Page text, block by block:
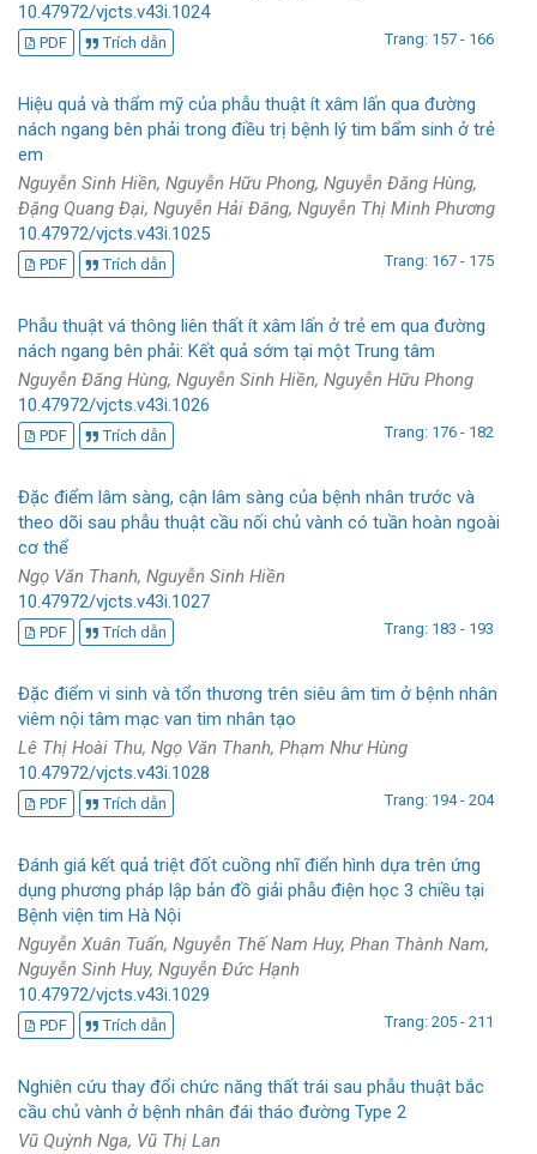
10.47972/vjcts.v43i.1024
PDF Trích dẫn Trang: 157 - 166
Hiệu quả và thẩm mỹ của phẫu thuật ít xâm lấn qua đường
nách ngang bên phải trong điều trị bệnh lý tim bẩm sinh ở trẻ
em
Nguyễn Sinh Hiền, Nguyễn Hữu Phong, Nguyễn Đăng Hùng,
Đặng Quang Đại, Nguyễn Hải Đăng, Nguyễn Thị Minh Phương
10.47972/vjcts.v43i.1025
PDF Trích dẫn Trang: 167 - 175
Phẫu thuật vá thông liên thất ít xâm lấn ở trẻ em qua đường
nách ngang bên phải: Kết quả sớm tại một Trung tâm
Nguyễn Đăng Hùng, Nguyễn Sinh Hiền, Nguyễn Hữu Phong
10.47972/vjcts.v43i.1026
PDF Trích dẫn Trang: 176 - 182
Đặc điểm lâm sàng, cận lâm sàng của bệnh nhân trước và
theo dõi sau phẫu thuật cầu nối chủ vành có tuần hoàn ngoài
cơ thể
Ngọ Văn Thanh, Nguyễn Sinh Hiền
10.47972/vjcts.v43i.1027
PDF Trích dẫn Trang: 183 - 193
Đặc điểm vi sinh và tổn thương trên siêu âm tim ở bệnh nhân
viêm nội tâm mạc van tim nhân tạo
Lê Thị Hoài Thu, Ngọ Văn Thanh, Phạm Như Hùng
10.47972/vjcts.v43i.1028
PDF Trích dẫn Trang: 194 - 204
Đánh giá kết quả triệt đốt cuồng nhĩ điển hình dựa trên ứng
dụng phương pháp lập bản đồ giải phẫu điện học 3 chiều tại
Bệnh viện tim Hà Nội
Nguyễn Xuân Tuấn, Nguyễn Thế Nam Huy, Phan Thành Nam,
Nguyễn Sinh Huy, Nguyễn Đức Hạnh
10.47972/vjcts.v43i.1029
PDF Trích dẫn Trang: 205 - 211
Nghiên cứu thay đổi chức năng thất trái sau phẫu thuật bắc
cầu chủ vành ở bệnh nhân đái tháo đường Type 2
Vũ Quỳnh Nga, Vũ Thị Lan